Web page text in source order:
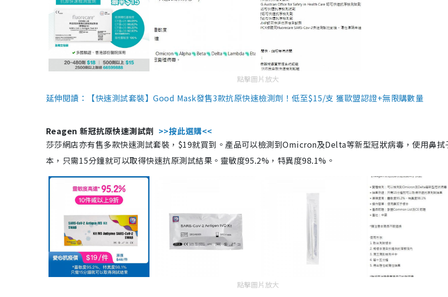
點擊圖片放大
延伸閱讀：【快速測試套裝】Good Mask發售3款抗原快速檢測劑！低至$15/支 獲歐盟認證+無限購數量
Reagen 新冠抗原快速測試劑 >>按此選購<<
莎莎網店亦有售多款快速測試套裝，$19就買到。產品可以檢測到Omicron及Delta等新型冠狀病毒，使用鼻拭
本，只需15分鐘就可以取得快速抗原測試結果。靈敏度95.2%，特異度98.1%。
點擊圖片放大